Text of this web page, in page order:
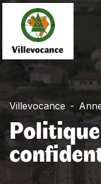
Villevocance
Panneau de gestion des